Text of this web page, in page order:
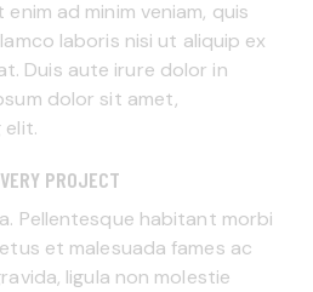
ad minim veniam, quis
laboris nisi ut aliquip ex
Duis aute irure dolor in
dolor sit amet,
PROJECT
Pellentesque habitant morbi
et malesuada fames ac
ligula non molestie